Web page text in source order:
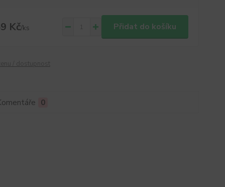
Kč/ks Přidat do košíku
0